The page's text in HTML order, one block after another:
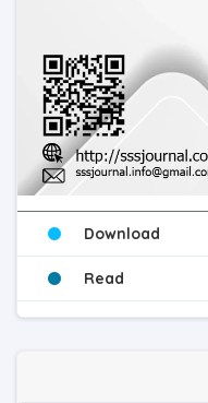
Download
Read